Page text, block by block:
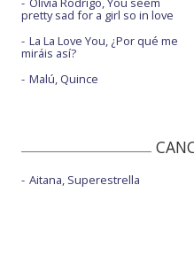
pretty sad for a girl so in love
La La Love You, ¿Por qué me
miráis así?
Malú, Quince
Aitana, Superestrella